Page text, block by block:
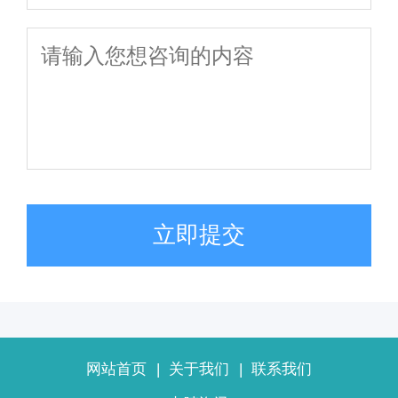
立即提交
网站首页 | 关于我们 | 联系我们